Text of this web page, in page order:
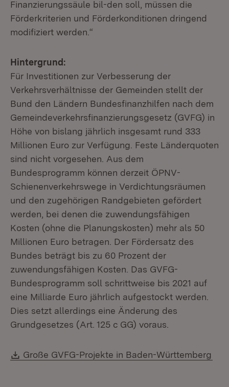
Finanzierungssäule bil-den soll, müssen die
Förderkriterien und Förderkonditionen dringend
modifiziert werden.“
Hintergrund:
Für Investitionen zur Verbesserung der
Verkehrsverhältnisse der Gemeinden stellt der
Bund den Ländern Bundesfinanzhilfen nach dem
Gemeindeverkehrsfinanzierungsgesetz (GVFG) in
Höhe von bislang jährlich insgesamt rund 333
Millionen Euro zur Verfügung. Feste Länderquoten
sind nicht vorgesehen. Aus dem
Bundesprogramm können derzeit ÖPNV-
Schienenverkehrswege in Verdichtungsräumen
und den zugehörigen Randgebieten gefördert
werden, bei denen die zuwendungsfähigen
Kosten (ohne die Planungskosten) mehr als 50
Millionen Euro betragen. Der Fördersatz des
Bundes beträgt bis zu 60 Prozent der
zuwendungsfähigen Kosten. Das GVFG-
Bundesprogramm soll schrittweise bis 2021 auf
eine Milliarde Euro jährlich aufgestockt werden.
Dies setzt allerdings eine Änderung des
Grundgesetzes (Art. 125 c GG) voraus.
Download:
Große GVFG-Projekte in Baden-Württemberg